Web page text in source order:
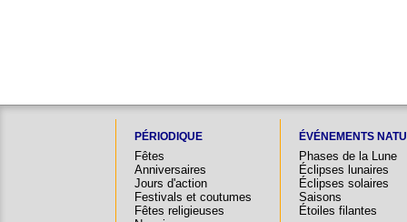
PÉRIODIQUE
Fêtes
Anniversaires
Jours d'action
Festivals et coutumes
Fêtes religieuses
ÉVÉNEMENTS
Phases de la Lune
Éclipses lunaires
Éclipses solaires
Saisons
Étoiles filantes